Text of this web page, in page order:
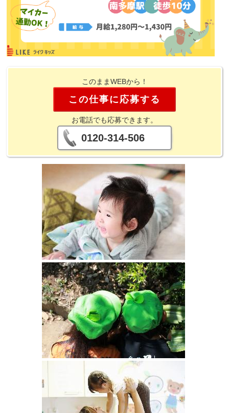
このままWEBから！
この仕事に応募する
お電話でも応募できます。
0120-314-506